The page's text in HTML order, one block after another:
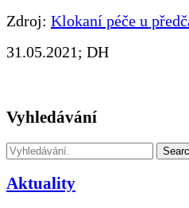
Zdroj: Klokaní péče u
31.05.2021; DH
Vyhledávání
Aktuality